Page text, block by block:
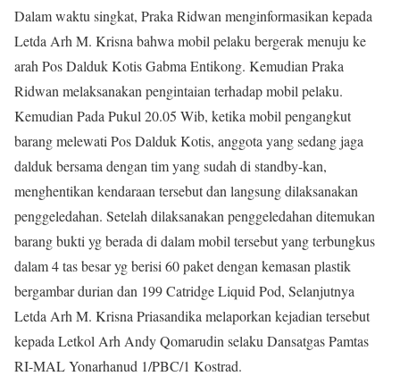
Dalam waktu singkat, Praka Ridwan menginformasikan kepada
Letda Arh M. Krisna bahwa mobil pelaku bergerak menuju ke
arah Pos Dalduk Kotis Gabma Entikong. Kemudian Praka
Ridwan melaksanakan pengintaian terhadap mobil pelaku.
Kemudian Pada Pukul 20.05 Wib, ketika mobil pengangkut
barang melewati Pos Dalduk Kotis, anggota yang sedang jaga
dalduk bersama dengan tim yang sudah di standby-kan,
menghentikan kendaraan tersebut dan langsung dilaksanakan
penggeledahan. Setelah dilaksanakan penggeledahan ditemukan
barang bukti yg berada di dalam mobil tersebut yang terbungkus
dalam 4 tas besar yg berisi 60 paket dengan kemasan plastik
bergambar durian dan 199 Catridge Liquid Pod, Selanjutnya
Letda Arh M. Krisna Priasandika melaporkan kejadian tersebut
kepada Letkol Arh Andy Qomarudin selaku Dansatgas Pamtas
RI-MAL Yonarhanud 1/PBC/1 Kostrad.